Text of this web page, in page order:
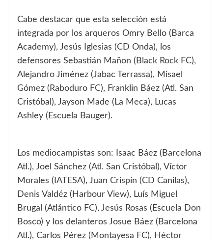
Cabe destacar que esta selección está
integrada por los arqueros Omry Bello (Barca
Academy), Jesús Iglesias (CD Onda), los
defensores Sebastián Mañon (Black Rock FC),
Alejandro Jiménez (Jabac Terrassa), Misael
Gómez (Raboduro FC), Franklin Báez (Atl. San
Cristóbal), Jayson Made (La Meca), Lucas
Ashley (Escuela Bauger).
Los mediocampistas son: Isaac Báez (Barcelona
Atl.), Joel Sánchez (Atl. San Cristóbal), Víctor
Morales (IATESA), Juan Crispín (CD Canilas),
Denis Valdéz (Harbour View), Luís Miguel
Brugal (Atlántico FC), Jesús Rosas (Escuela Don
Bosco) y los delanteros Josue Báez (Barcelona
Atl.), Carlos Pérez (Montayesa FC), Héctor